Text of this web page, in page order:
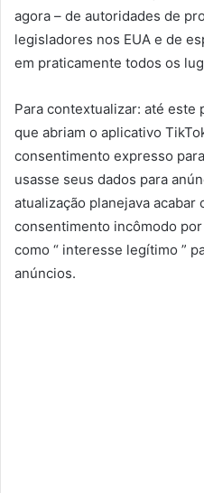
agora – de autoridades de
legisladores nos EUA e de
em praticamente todos os
Para contextualizar: até
que abriam o aplicativo
consentimento expresso
usasse seus dados para
atualização planejava acabar
consentimento incômodo
como “ interesse legítimo ”
anúncios.